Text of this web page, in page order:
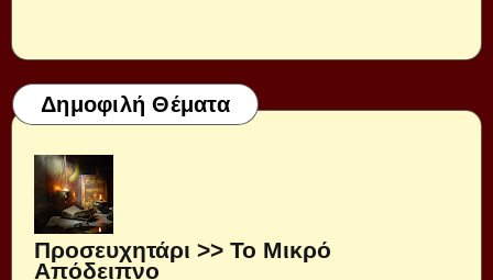
Δημοφιλή Θέματα
Προσευχητάρι >> Το Μικρό
Απόδειπνο